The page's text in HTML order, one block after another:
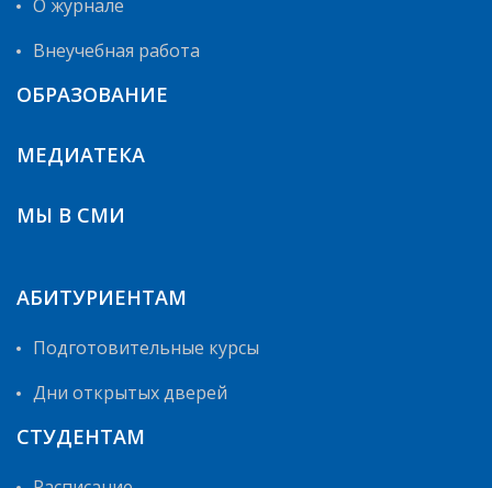
О журнале
Внеучебная работа
ОБРАЗОВАНИЕ
МЕДИАТЕКА
МЫ В СМИ
АБИТУРИЕНТАМ
Подготовительные курсы
Дни открытых дверей
СТУДЕНТАМ